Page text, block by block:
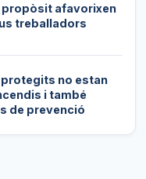
propòsit afavorixen
treballadors
no estan
i també
de prevenció